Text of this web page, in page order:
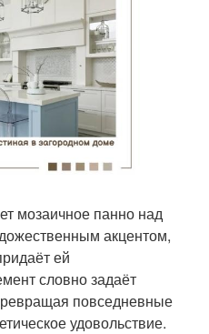
мозаичное панно над
акцентом,
ей
словно задаёт
повседневные
удовольствие.